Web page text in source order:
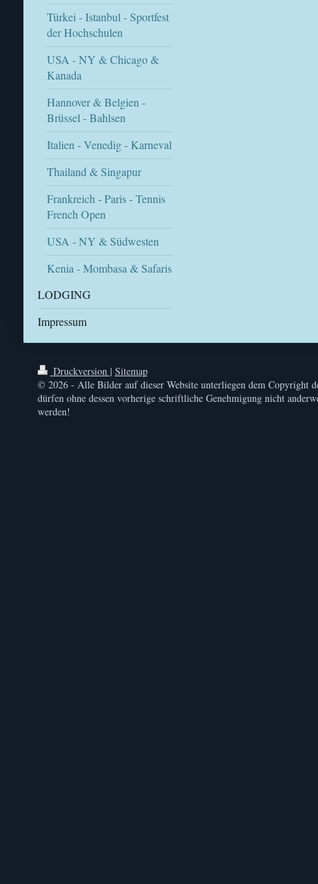
Türkei - Istanbul - Sportfest
der Hochschulen
USA - NY & Chicago &
Kanada
Hannover & Belgien -
Brüssel - Bahlsen
Italien - Venedig - Karneval
Thailand & Singapur
Frankreich - Paris - Tennis
French Open
USA - NY & Südwesten
Kenia - Mombasa & Safaris
LODGING
Impressum
Druckversion | Sitemap
© 2026 - Alle Bilder auf dieser Website unterliegen dem Copyright
dürfen ohne dessen vorherige schriftliche Genehmigung nicht
werden!